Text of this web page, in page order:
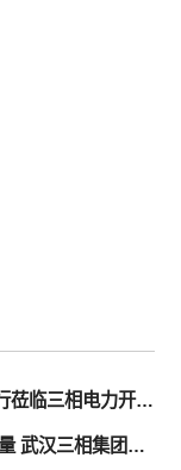
湖北工业大学副校长张晓星一行莅临三相电力开展“访企拓岗”专项交流
助农纾困显担当 乡村振兴有力量 武汉三相集团到英山开展爱心帮扶走访活动